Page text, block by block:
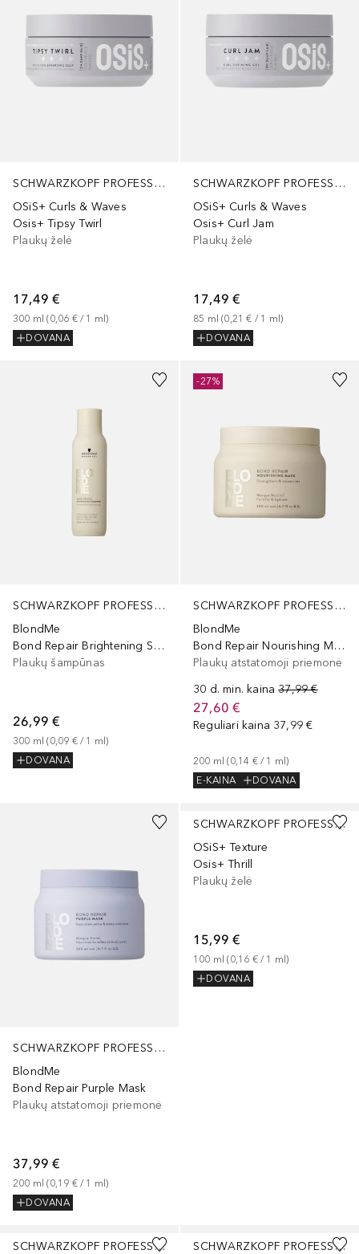
SCHWARZKOPF PROFESSIONAL
OSiS+ Curls & Waves
Osis+ Tipsy Twirl
Plaukų želė
17,49 €
300 ml (0,06 € / 1 ml)
DOVANA
SCHWARZKOPF PROFESSIONAL
OSiS+ Curls & Waves
Osis+ Curl Jam
Plaukų želė
17,49 €
85 ml (0,21 € / 1 ml)
DOVANA
SCHWARZKOPF PROFESSIONAL
BlondMe
Bond Repair Brightening Shampoo
Plaukų šampūnas
26,99 €
300 ml (0,09 € / 1 ml)
DOVANA
SCHWARZKOPF PROFESSIONAL
BlondMe
Bond Repair Nourishing Mask
Plaukų atstatomoji priemonė
30 d. min. kaina 37,99 €
27,60 €
Reguliari kaina 37,99 €
200 ml (0,14 € / 1 ml)
E-KAINA
DOVANA
-27%
SCHWARZKOPF PROFESSIONAL
BlondMe
Bond Repair Purple Mask
Plaukų atstatomoji priemonė
37,99 €
200 ml (0,19 € / 1 ml)
DOVANA
SCHWARZKOPF PROFESSIONAL
OSiS+ Texture
Osis+ Thrill
Plaukų želė
15,99 €
100 ml (0,16 € / 1 ml)
DOVANA
SCHWARZKOPF PROFESSIONAL SCHWARZKOPF PROFESSIONAL